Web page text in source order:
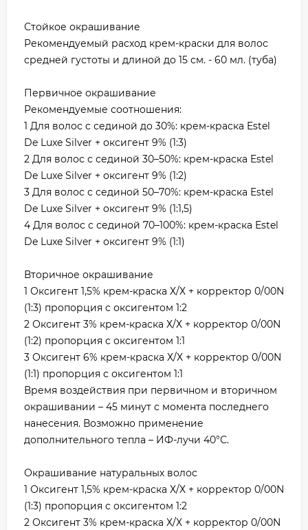
Стойкое окрашивание
Рекомендуемый расход крем-краски для волос
средней густоты и длиной до 15 см. - 60 мл. (туба)
Первичное окрашивание
Рекомендуемые соотношения:
1 Для волос с сединой до 30%: крем-краска Estel
De Luxe Silver + оксигент 9% (1:3)
2 Для волос с сединой 30–50%: крем-краска Estel
De Luxe Silver + оксигент 9% (1:2)
3 Для волос с сединой 50–70%: крем-краска Estel
De Luxe Silver + оксигент 9% (1:1,5)
4 Для волос с сединой 70–100%: крем-краска Estel
De Luxe Silver + оксигент 9% (1:1)
Вторичное окрашивание
1 Оксигент 1,5% крем-краска Х/Х + корректор 0/00N
(1:3) пропорция с оксигентом 1:2
2 Оксигент 3% крем-краска Х/Х + корректор 0/00N
(1:2) пропорция с оксигентом 1:1
3 Оксигент 6% крем-краска Х/Х + корректор 0/00N
(1:1) пропорция с оксигентом 1:1
Время воздействия при первичном и вторичном
окрашивании – 45 минут с момента последнего
нанесения. Возможно применение
дополнительного тепла – ИФ-лучи 40°С.
Окрашивание натуральных волос
1 Оксигент 1,5% крем-краска Х/Х + корректор 0/00N
(1:3) пропорция с оксигентом 1:2
2 Оксигент 3% крем-краска Х/Х + корректор 0/00N